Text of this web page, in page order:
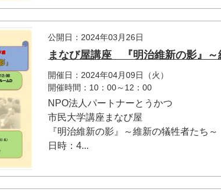
公開日：2024年03月26日
まなび屋講座 『明治維新の影』～
開催日：2024年04月09日（火）
開催時間：10：00～12：00
NPO法人パートナーとうかつ
市民大学講座まなび屋
『明治維新の影』～維新の犠牲者たち～
日時：4...